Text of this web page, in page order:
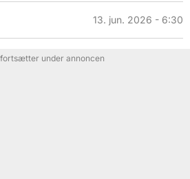
13. jun. 2026 - 6:30
under annoncen